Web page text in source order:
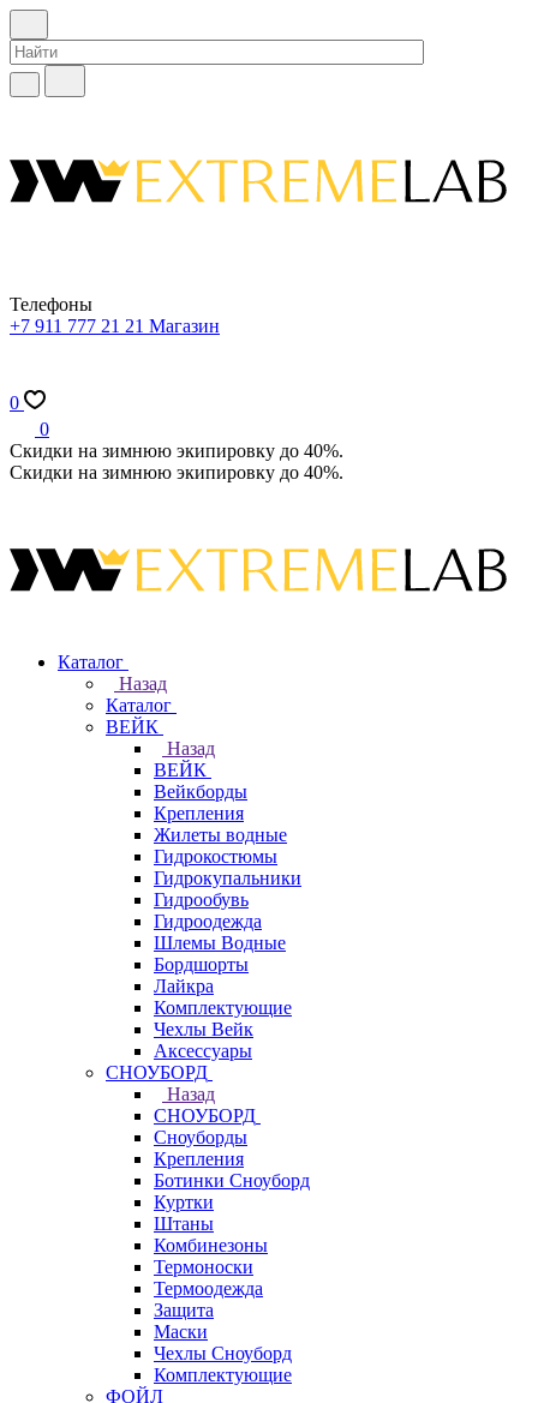
Телефоны
+7 911 777 21 21 Магазин
0
0
Скидки на зимнюю экипировку до 40%.
Скидки на зимнюю экипировку до 40%.
Каталог
Назад
Каталог
ВЕЙК
Назад
ВЕЙК
Вейкборды
Крепления
Жилеты водные
Гидрокостюмы
Гидрокупальники
Гидрообувь
Гидроодежда
Шлемы Водные
Бордшорты
Лайкра
Комплектующие
Чехлы Вейк
Аксессуары
СНОУБОРД
Назад
СНОУБОРД
Сноуборды
Крепления
Ботинки Сноуборд
Куртки
Штаны
Комбинезоны
Термоноски
Термоодежда
Защита
Маски
Чехлы Сноуборд
Комплектующие
ФОЙЛ